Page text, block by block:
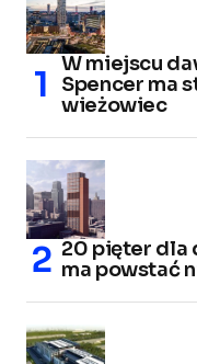
W miejscu
Spencer ma
wieżowiec
20 pięter dla
ma powstać